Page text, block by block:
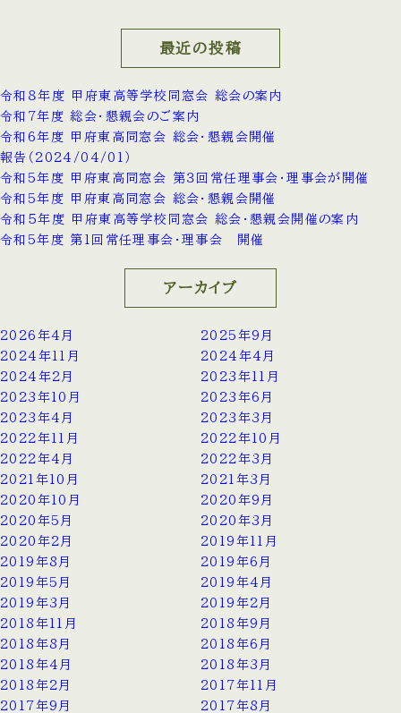
最近の投稿
令和８年度 甲府東高等学校同窓会 総会の案内
令和7年度 総会・懇親会のご案内
令和6年度 甲府東高同窓会 総会・懇親会開催
報告（2024/04/01）
令和5年度 甲府東高同窓会 第３回常任理事会・理事会が開催
令和5年度 甲府東高同窓会 総会・懇親会開催
令和５年度 甲府東高等学校同窓会 総会・懇親会開催の案内
令和5年度 第1回常任理事会・理事会 開催
アーカイブ
2026年4月
2025年9月
2024年11月
2024年4月
2024年2月
2023年11月
2023年10月
2023年6月
2023年4月
2023年3月
2022年11月
2022年10月
2022年4月
2022年3月
2021年10月
2021年3月
2020年10月
2020年9月
2020年5月
2020年3月
2020年2月
2019年11月
2019年8月
2019年6月
2019年5月
2019年4月
2019年3月
2019年2月
2018年11月
2018年9月
2018年8月
2018年6月
2018年4月
2018年3月
2018年2月
2017年11月
2017年9月
2017年8月